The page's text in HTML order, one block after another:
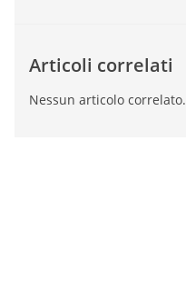
Articoli correlati
Nessun articolo correlato.